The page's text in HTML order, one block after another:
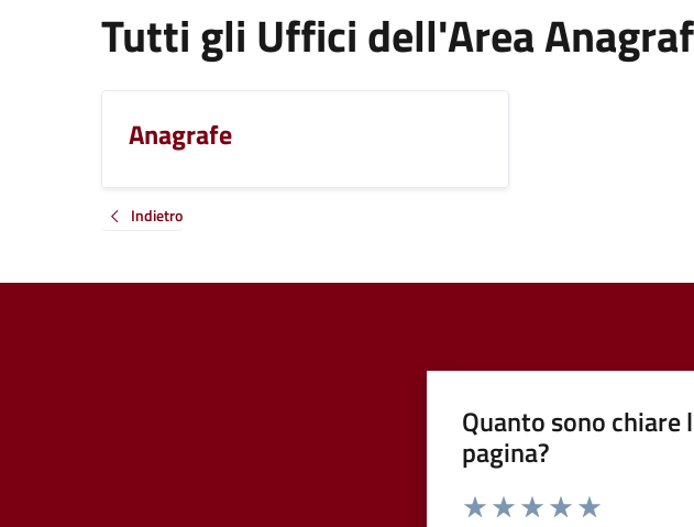
Tutti gli Uffici dell'Area
Anagrafe
Indietro
Quanto sono
pagina?
Valuta da 1 a 5 stelle la pagina